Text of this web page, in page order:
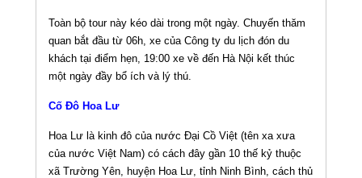
Toàn bộ tour này kéo dài trong một ngày. Chuyến thăm
quan bắt đầu từ 06h, xe của Công ty du lịch đón du
khách tại điểm hẹn, 19:00 xe về đến Hà Nội kết thúc
một ngày đầy bổ ích và lý thú.
Cố Ðô Hoa Lư
Hoa Lư là kinh đô của nước Ðại Cồ Việt (tên xa xưa
của nước Việt Nam) có cách đây gần 10 thế kỷ thuộc
xã Trường Yên, huyện Hoa Lư, tỉnh Ninh Bình, cách thủ